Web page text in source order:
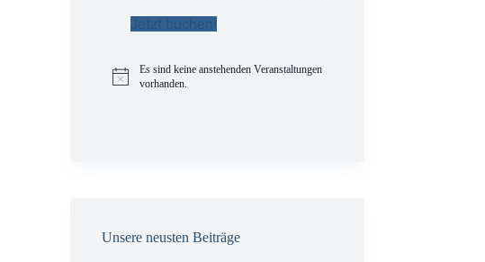
Jetzt buchen!
H
Es sind keine anstehenden Veranstaltungen
vorhanden.
Unsere neusten Beiträge